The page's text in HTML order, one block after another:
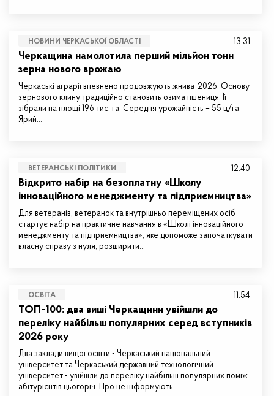
НОВИНИ ЧЕРКАСЬКОЇ ОБЛАСТІ
Черкащина намолотила перший мільйон тонн
зерна нового врожаю
Черкаські аграрії впевнено продовжують жнива-2026. Основу
зернового клину традиційно становить озима пшениця. Її
зібрали на площі 196 тис. га. Середня урожайність – 55 ц/га.
Ярий…
13:31
ВЕТЕРАНСЬКІ ПОЛІТИКИ
Відкрито набір на безоплатну «Школу
інноваційного менеджменту та підприємництва»
Для ветеранів, ветеранок та внутрішньо переміщених осіб
стартує набір на практичне навчання в «Школі інноваційного
менеджменту та підприємництва», яке допоможе започаткувати
власну справу з нуля, розширити…
12:40
ОСВІТА
ТОП-100: два виші Черкащини увійшли до
переліку найбільш популярних серед вступників
2026 року
Два заклади вищої освіти - Черкаський національний
університет та Черкаський державний технологічний
університет - увійшли до переліку найбільш популярних поміж
абітурієнтів цьогоріч. Про це інформують…
11:54